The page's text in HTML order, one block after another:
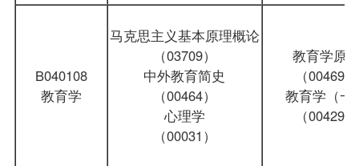
B040108
教育学
马克思主义基本原理概论
（03709）
中外教育简史
（00464）
心理学
（00031）
教育学原
（00469）
教育学（一
（00429）